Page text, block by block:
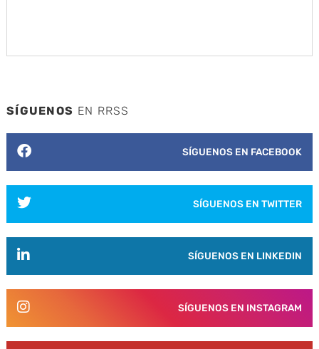
SÍGUENOS EN RRSS
SÍGUENOS EN FACEBOOK
SÍGUENOS EN TWITTER
SÍGUENOS EN LINKEDIN
SÍGUENOS EN INSTAGRAM